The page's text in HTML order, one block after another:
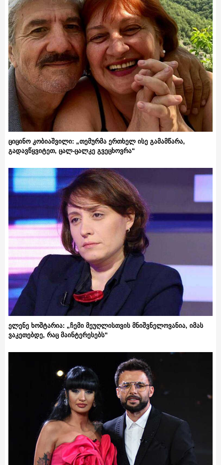
ციცინო კობიაშვილი: „თემურმა ერთხელ ისე გამამწარა,
გადავწყვიტეთ, ცალ-ცალკე გვეცხოვრა“
ელენე ხოშტარია: „ჩემი მეუღლისთვის მნიშვნელოვანია, იმას
ვაკეთებდე, რაც მაინტერესებს“